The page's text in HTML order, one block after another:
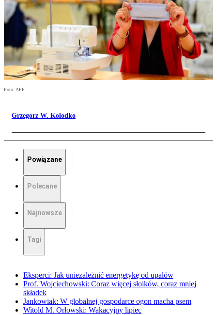
Foto: AFP
Grzegorz W. Kołodko
Powiązane
Polecane
Najnowsze
Tagi
Eksperci: Jak uniezależnić energetykę od upałów
Prof. Wojciechowski: Coraz więcej słoików, coraz mniej
składek
Jankowiak: W globalnej gospodarce ogon macha psem
Witold M. Orłowski: Wakacyjny lipiec